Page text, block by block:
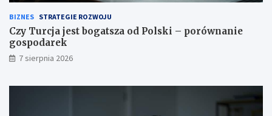
BIZNES STRATEGIE ROZWOJU
Czy Turcja jest bogatsza od Polski – porównanie
gospodarek
7 sierpnia 2026